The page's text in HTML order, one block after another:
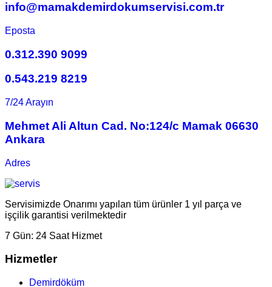
info@mamakdemirdokumservisi.com.tr
Eposta
0.312.390 9099
0.543.219 8219
7/24 Arayın
Mehmet Ali Altun Cad. No:124/c Mamak 06630
Ankara
Adres
Servisimizde Onarımı yapılan tüm ürünler 1 yıl parça ve
işçilik garantisi verilmektedir
7 Gün: 24 Saat Hizmet
Hizmetler
Demirdöküm